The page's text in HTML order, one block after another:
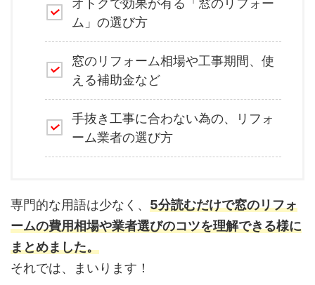
オトクで効果が有る「窓のリフォー
ム」の選び方
窓のリフォーム相場や工事期間、使
える補助金など
手抜き工事に合わない為の、リフォ
ーム業者の選び方
専門的な用語は少なく、 5分読むだけで窓のリフォ
ームの費用相場や業者選びのコツを理解できる様に
まとめました。
それでは、まいります！